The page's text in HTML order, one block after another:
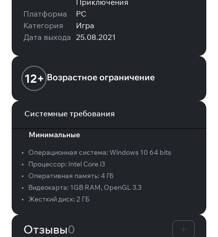
Приключения
Платформа
PC
Категория
Игра
Дата выхода 25.08.2021
12+ Возрастное ограничение
Системные требования
Минимальные
• Операционная система:Windows 10 64 bits
•
Процессор: Intel Core i3
•
Оперативная память:4 Гб
•
Видеокарта: 1GB RAM, OpenGL 3.3
•
Жесткий диск:2 ГБ
Отзывы0